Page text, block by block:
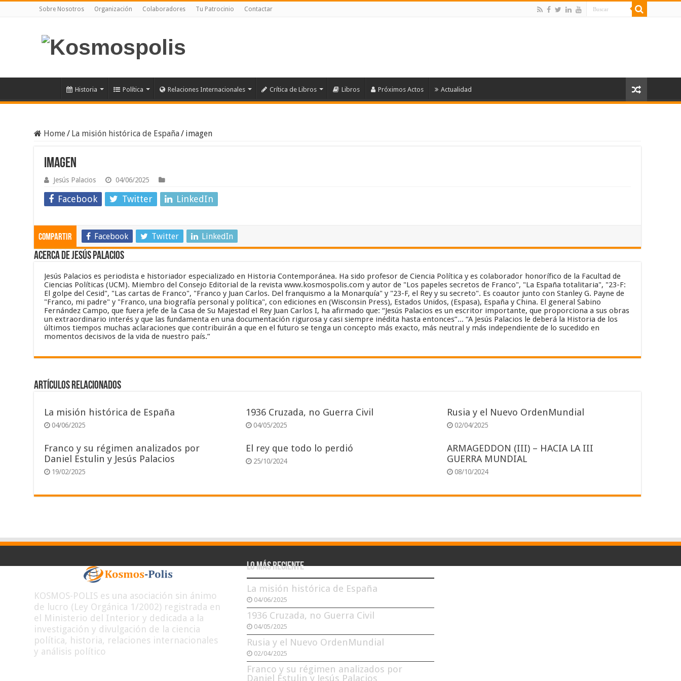
Sobre Nosotros Organización Colaboradores Tu Patrocinio Contactar
Historia Política Relaciones Internacionales Crítica de Libros Libros Próximos Actos Actualidad
Home/ La misión histórica de España/ imagen
imagen
Jesús Palacios 04/06/2025
Facebook Twitter LinkedIn
Compartir Facebook Twitter LinkedIn
Acerca de Jesús Palacios
Jesús Palacios es periodista e historiador especializado en Historia Contemporánea. Ha sido profesor de Ciencia Política y es colaborador honorífico de la Facultad de
Ciencias Políticas (UCM). Miembro del Consejo Editorial de la revista www.kosmospolis.com y autor de "Los papeles secretos de Franco", "La España totalitaria", "23-F:
El golpe del Cesid", "Las cartas de Franco", "Franco y Juan Carlos. Del franquismo a la Monarquía" y "23-F, el Rey y su secreto". Es coautor junto con Stanley G. Payne de
"Franco, mi padre" y "Franco, una biografía personal y política", con ediciones en (Wisconsin Press), Estados Unidos, (Espasa), España y China. El general Sabino
Fernández Campo, que fuera jefe de la Casa de Su Majestad el Rey Juan Carlos I, ha afirmado que: “Jesús Palacios es un escritor importante, que proporciona a sus obras
un extraordinario interés y que las fundamenta en una documentación rigurosa y casi siempre inédita hasta entonces”... “A Jesús Palacios le deberá la Historia de los
últimos tiempos muchas aclaraciones que contribuirán a que en el futuro se tenga un concepto más exacto, más neutral y más independiente de lo sucedido en
momentos decisivos de la vida de nuestro país.”
Artículos relacionados
La misión histórica de España
04/06/2025
1936 Cruzada, no Guerra Civil
04/05/2025
Rusia y el Nuevo OrdenMundial
02/04/2025
Franco y su régimen analizados por
Daniel Estulin y Jesús Palacios
19/02/2025
El rey que todo lo perdió
25/10/2024
ARMAGEDDON (III) – HACIA LA III
GUERRA MUNDIAL
08/10/2024
KOSMOS-POLIS es una asociación sin ánimo
de lucro (Ley Orgánica 1/2002) registrada en
el Ministerio del Interior y dedicada a la
investigación y divulgación de la ciencia
política, historia, relaciones internacionales
y análisis político
Lo más reciente
La misión histórica de España
04/06/2025
1936 Cruzada, no Guerra Civil
04/05/2025
Rusia y el Nuevo OrdenMundial
02/04/2025
Franco y su régimen analizados por
Daniel Estulin y Jesús Palacios